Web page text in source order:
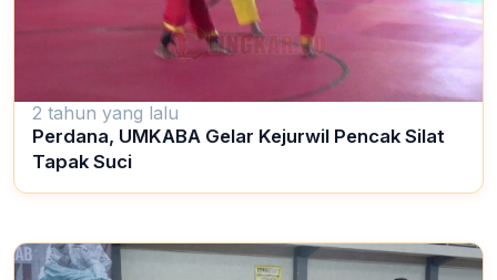
2 tahun yang lalu
Perdana, UMKABA Gelar Kejurwil Pencak Silat
Tapak Suci